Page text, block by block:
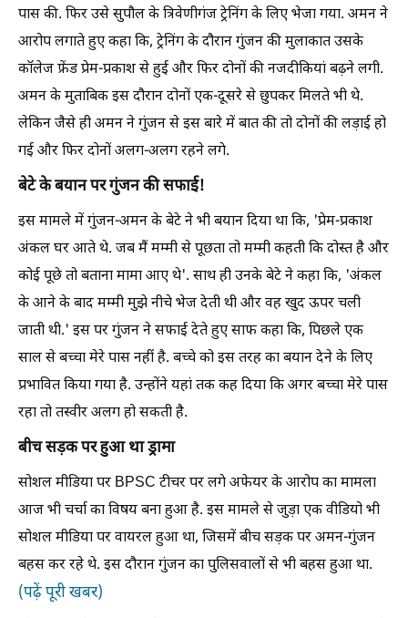
पास की. फिर उसे सुपौल के त्रिवेणीगंज ट्रेनिंग के लिए भेजा गया. अमन ने
आरोप लगाते हुए कहा कि, ट्रेनिंग के दौरान गुंजन की मुलाकात उसके
कॉलेज फ्रेंड प्रेम-प्रकाश से हुई और फिर दोनों की नजदीकियां बढ़ने लगी.
अमन के मुताबिक इस दौरान दोनों एक-दूसरे से छुपकर मिलते भी थे.
लेकिन जैसे ही अमन ने गुंजन से इस बारे में बात की तो दोनों की लड़ाई हो
गई और फिर दोनों अलग-अलग रहने लगे.
बेटे के बयान पर गुंजन की सफाई!
इस मामले में गुंजन-अमन के बेटे ने भी बयान दिया था कि, 'प्रेम-प्रकाश
अंकल घर आते थे. जब मैं मम्मी से पूछता तो मम्मी कहती कि दोस्त है और
कोई पूछे तो बताना मामा आए थे'. साथ ही उनके बेटे ने कहा कि, 'अंकल
के आने के बाद मम्मी मुझे नीचे भेज देती थी और वह खुद ऊपर चली
जाती थी.' इस पर गुंजन ने सफाई देते हुए साफ कहा कि, पिछले एक
साल से बच्चा मेरे पास नहीं है. बच्चे को इस तरह का बयान देने के लिए
प्रभावित किया गया है. उन्होंने यहां तक कह दिया कि अगर बच्चा मेरे पास
रहा तो तस्वीर अलग हो सकती है.
बीच सड़क पर हुआ था ड्रामा
सोशल मीडिया पर BPSC टीचर पर लगे अफेयर के आरोप का मामला
आज भी चर्चा का विषय बना हुआ है. इस मामले से जुड़ा एक वीडियो भी
सोशल मीडिया पर वायरल हुआ था, जिसमें बीच सड़क पर अमन-गुंजन
बहस कर रहे थे. इस दौरान गुंजन का पुलिसवालों से भी बहस हुआ था.
(पढ़ें पूरी खबर)